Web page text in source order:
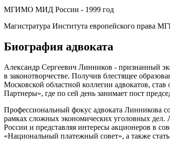
МГИМО МИД России - 1999 год
Магистратура Института европейского права
Биография адвоката
Александр Сергеевич Линников - признанный
в законотворчестве. Получив блестящее
Московской областной коллегии адвокатов,
Партнеры», где по сей день занимает пост
Профессиональный фокус адвоката Линникова
рамках сложных экономических уголовных
России и представляя интересы акционеров в
«Национальный платежный совет», а также